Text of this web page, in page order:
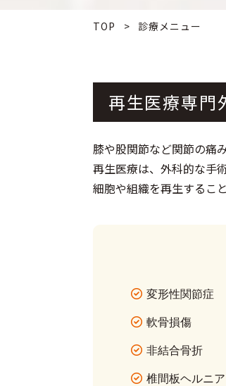
TOP > 診療メニュー
再生医療専門
膝や股関節など関節の痛
再生医療は、外科的な手
細胞や組織を再生するこ
変形性関節症
軟骨損傷
非結合骨折
椎間板ヘルニア